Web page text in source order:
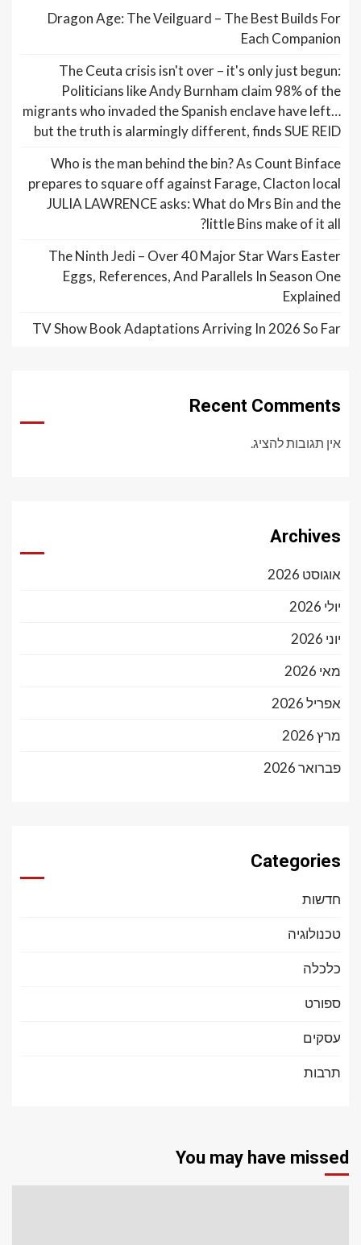
Dragon Age: The Veilguard – The Best Builds For
Each Companion
The Ceuta crisis isn't over – it's only just begun:
Politicians like Andy Burnham claim 98% of the
migrants who invaded the Spanish enclave have left…
but the truth is alarmingly different, finds SUE REID
Who is the man behind the bin? As Count Binface
prepares to square off against Farage, Clacton local
JULIA LAWRENCE asks: What do Mrs Bin and the
little Bins make of it all?
The Ninth Jedi – Over 40 Major Star Wars Easter
Eggs, References, And Parallels In Season One
Explained
TV Show Book Adaptations Arriving In 2026 So Far
Recent Comments
אין תגובות להציג.
Archives
אוגוסט 2026
יולי 2026
יוני 2026
מאי 2026
אפריל 2026
מרץ 2026
פברואר 2026
Categories
חדשות
טכנולוגיה
כלכלה
ספורט
עסקים
תרבות
You may have missed